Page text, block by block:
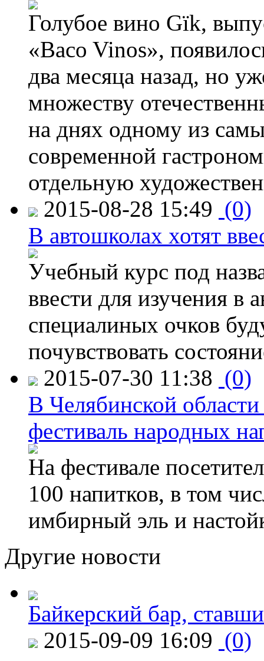
Голубое вино Gïk,
«Baco Vinos»,
два месяца назад, но
множеству
на днях одному из
современной
отдельную
2015-08-28 15:49 (0)
В автошколах хотят
Учебный курс под
ввести для изучения
специалиных очков
почувствовать
2015-07-30 11:38 (0)
В Челябинской
фестиваль народных
На фестивале
100 напитков, в том
имбирный эль и
Другие новости
Байкерский бар,
2015-09-09 16:09 (0)